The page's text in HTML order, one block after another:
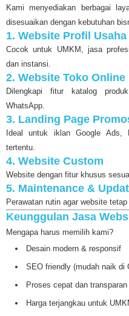
Kami menyediakan berbagai
disesuaikan dengan kebutuhan
1. Website Profil Usaha
Cocok untuk UMKM, jasa
dan instansi.
2. Website Toko Online
Dilengkapi fitur katalog
WhatsApp.
3. Landing Page
Ideal untuk iklan Google Ads,
tertentu.
4. Website Custom
Website dengan fitur khusus
5. Maintenance &
Perawatan rutin agar website
Keunggulan Jasa
Mengapa harus memilih kami?
Desain modern & responsif
SEO friendly (mudah naik di
Proses cepat dan transparan
Harga terjangkau untuk